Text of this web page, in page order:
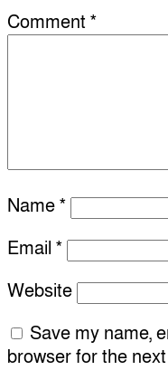
Comment *
Name*
Email *
Website
Save my name,
browser for the